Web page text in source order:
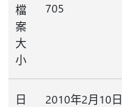
檔
案
大
小
705
日
2010年2月10日